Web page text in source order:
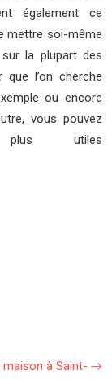
également ce
mettre soi-même
sur la plupart des
l’on cherche
ou encore
vous pouvez
utiles
maison à Saint-